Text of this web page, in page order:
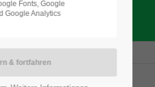
Fonts, Google
Google Analytics